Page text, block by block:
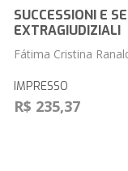
SUCCESSIONI E
EXTRAGIUDIZIALI
Fátima Cristina
IMPRESSO
R$ 235,37